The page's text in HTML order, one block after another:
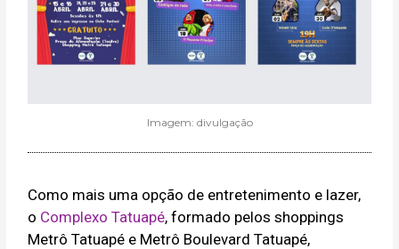
Imagem: divulgação
Como mais uma opção de entretenimento e lazer,
o Complexo Tatuapé, formado pelos shoppings
Metrô Tatuapé e Metrô Boulevard Tatuapé,